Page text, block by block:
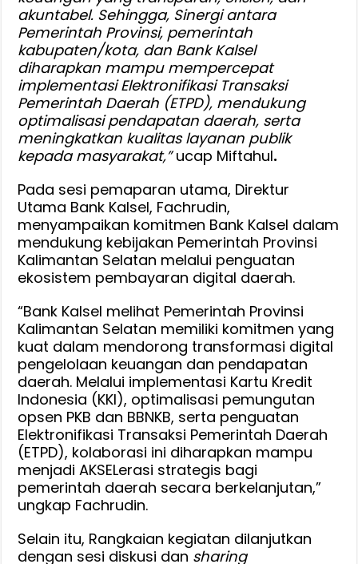
akuntabel. Sehingga, Sinergi antara
Pemerintah Provinsi, pemerintah
kabupaten/kota, dan Bank Kalsel
diharapkan mampu mempercepat
implementasi Elektronifikasi Transaksi
Pemerintah Daerah (ETPD), mendukung
optimalisasi pendapatan daerah, serta
meningkatkan kualitas layanan publik
kepada masyarakat,”ucap Miftahul.
Pada sesi pemaparan utama, Direktur
Utama Bank Kalsel, Fachrudin,
menyampaikan komitmen Bank Kalsel dalam
mendukung kebijakan Pemerintah Provinsi
Kalimantan Selatan melalui penguatan
ekosistem pembayaran digital daerah.
“Bank Kalsel melihat Pemerintah Provinsi
Kalimantan Selatan memiliki komitmen yang
kuat dalam mendorong transformasi digital
pengelolaan keuangan dan pendapatan
daerah. Melalui implementasi Kartu Kredit
Indonesia (KKI), optimalisasi pemungutan
opsen PKB dan BBNKB, serta penguatan
Elektronifikasi Transaksi Pemerintah Daerah
(ETPD), kolaborasi ini diharapkan mampu
menjadi AKSELerasi strategis bagi
pemerintah daerah secara berkelanjutan,”
ungkap Fachrudin.
Selain itu, Rangkaian kegiatan dilanjutkan
dengan sesi diskusi dan sharing